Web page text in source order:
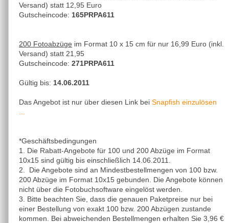
Versand) statt 12,95 Euro
Gutscheincode: 165PRPA611
200 Fotoabzüge im Format 10 x 15 cm für nur 16,99 Euro (inkl.
Versand) statt 21,95
Gutscheincode: 271PRPA611
Gültig bis: 14.06.2011
Das Angebot ist nur über diesen Link bei Snapfish einzulösen
*Geschäftsbedingungen
1. Die Rabatt-Angebote für 100 und 200 Abzüge im Format
10x15 sind gültig bis einschließlich 14.06.2011.
2. Die Angebote sind an Mindestbestellmengen von 100 bzw.
200 Abzüge im Format 10x15 gebunden. Die Angebote können
nicht über die Fotobuchsoftware eingelöst werden.
3. Bitte beachten Sie, dass die genauen Paketpreise nur bei
einer Bestellung von exakt 100 bzw. 200 Abzügen zustande
kommen. Bei abweichenden Bestellmengen erhalten Sie 3,96 €